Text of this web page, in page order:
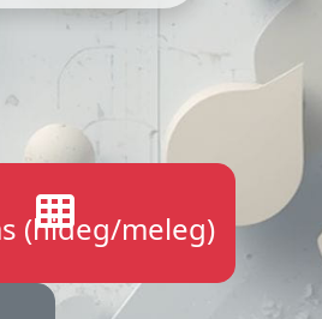
(hideg/meleg)